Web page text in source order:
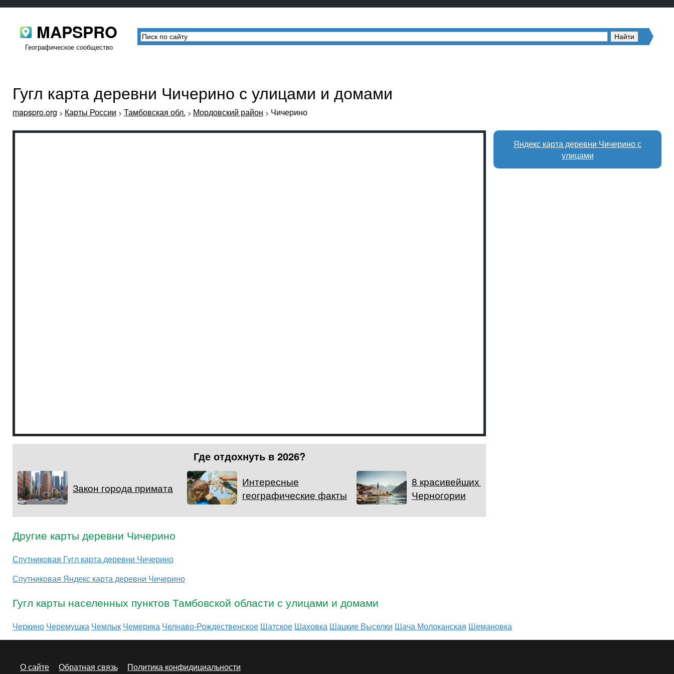
MAPSPRO
Географическое сообщество
Гугл карта деревни Чичерино с улицами и домами
mapspro.org > Карты России > Тамбовская обл. > Мордовский район > Чичерино
Где отдохнуть в 2026?
Закон города примата
Интересные
географические факты
8 красивейших мест в
Черногории
Яндекс карта деревни Чичерино с
улицами
Другие карты деревни Чичерино
Спутниковая Гугл карта деревни Чичерино
Спутниковая Яндекс карта деревни Чичерино
Гугл карты населенных пунктов Тамбовской области с улицами и домами
Черкино Черемушка Чемлык Чемерика Челнаво-Рождественское Шатское Шаховка Шацкие Выселки Шача Молоканская Шемановка
О сайте Обратная связь Политика конфидициальности